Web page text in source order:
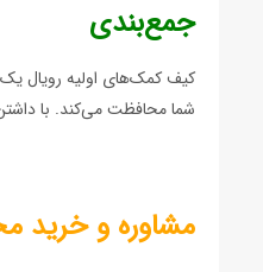
جمع‌بندی
کیف کمک‌های اولیه رویال
شما محافظت می‌کند. با
مشاوره و خرید